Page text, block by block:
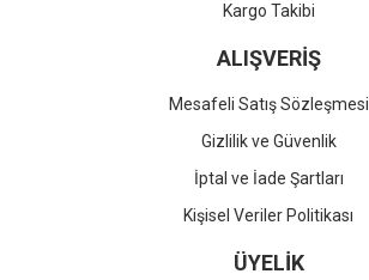
Kargo Takibi
ALIŞVERİŞ
Mesafeli Satış Sözleşmesi
Gizlilik ve Güvenlik
İptal ve İade Şartları
Kişisel Veriler Politikası
ÜYELİK